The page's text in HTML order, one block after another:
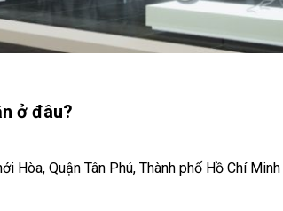
ở đâu?
Hòa, Quận Tân Phú, Thành phố Hồ Chí Minh